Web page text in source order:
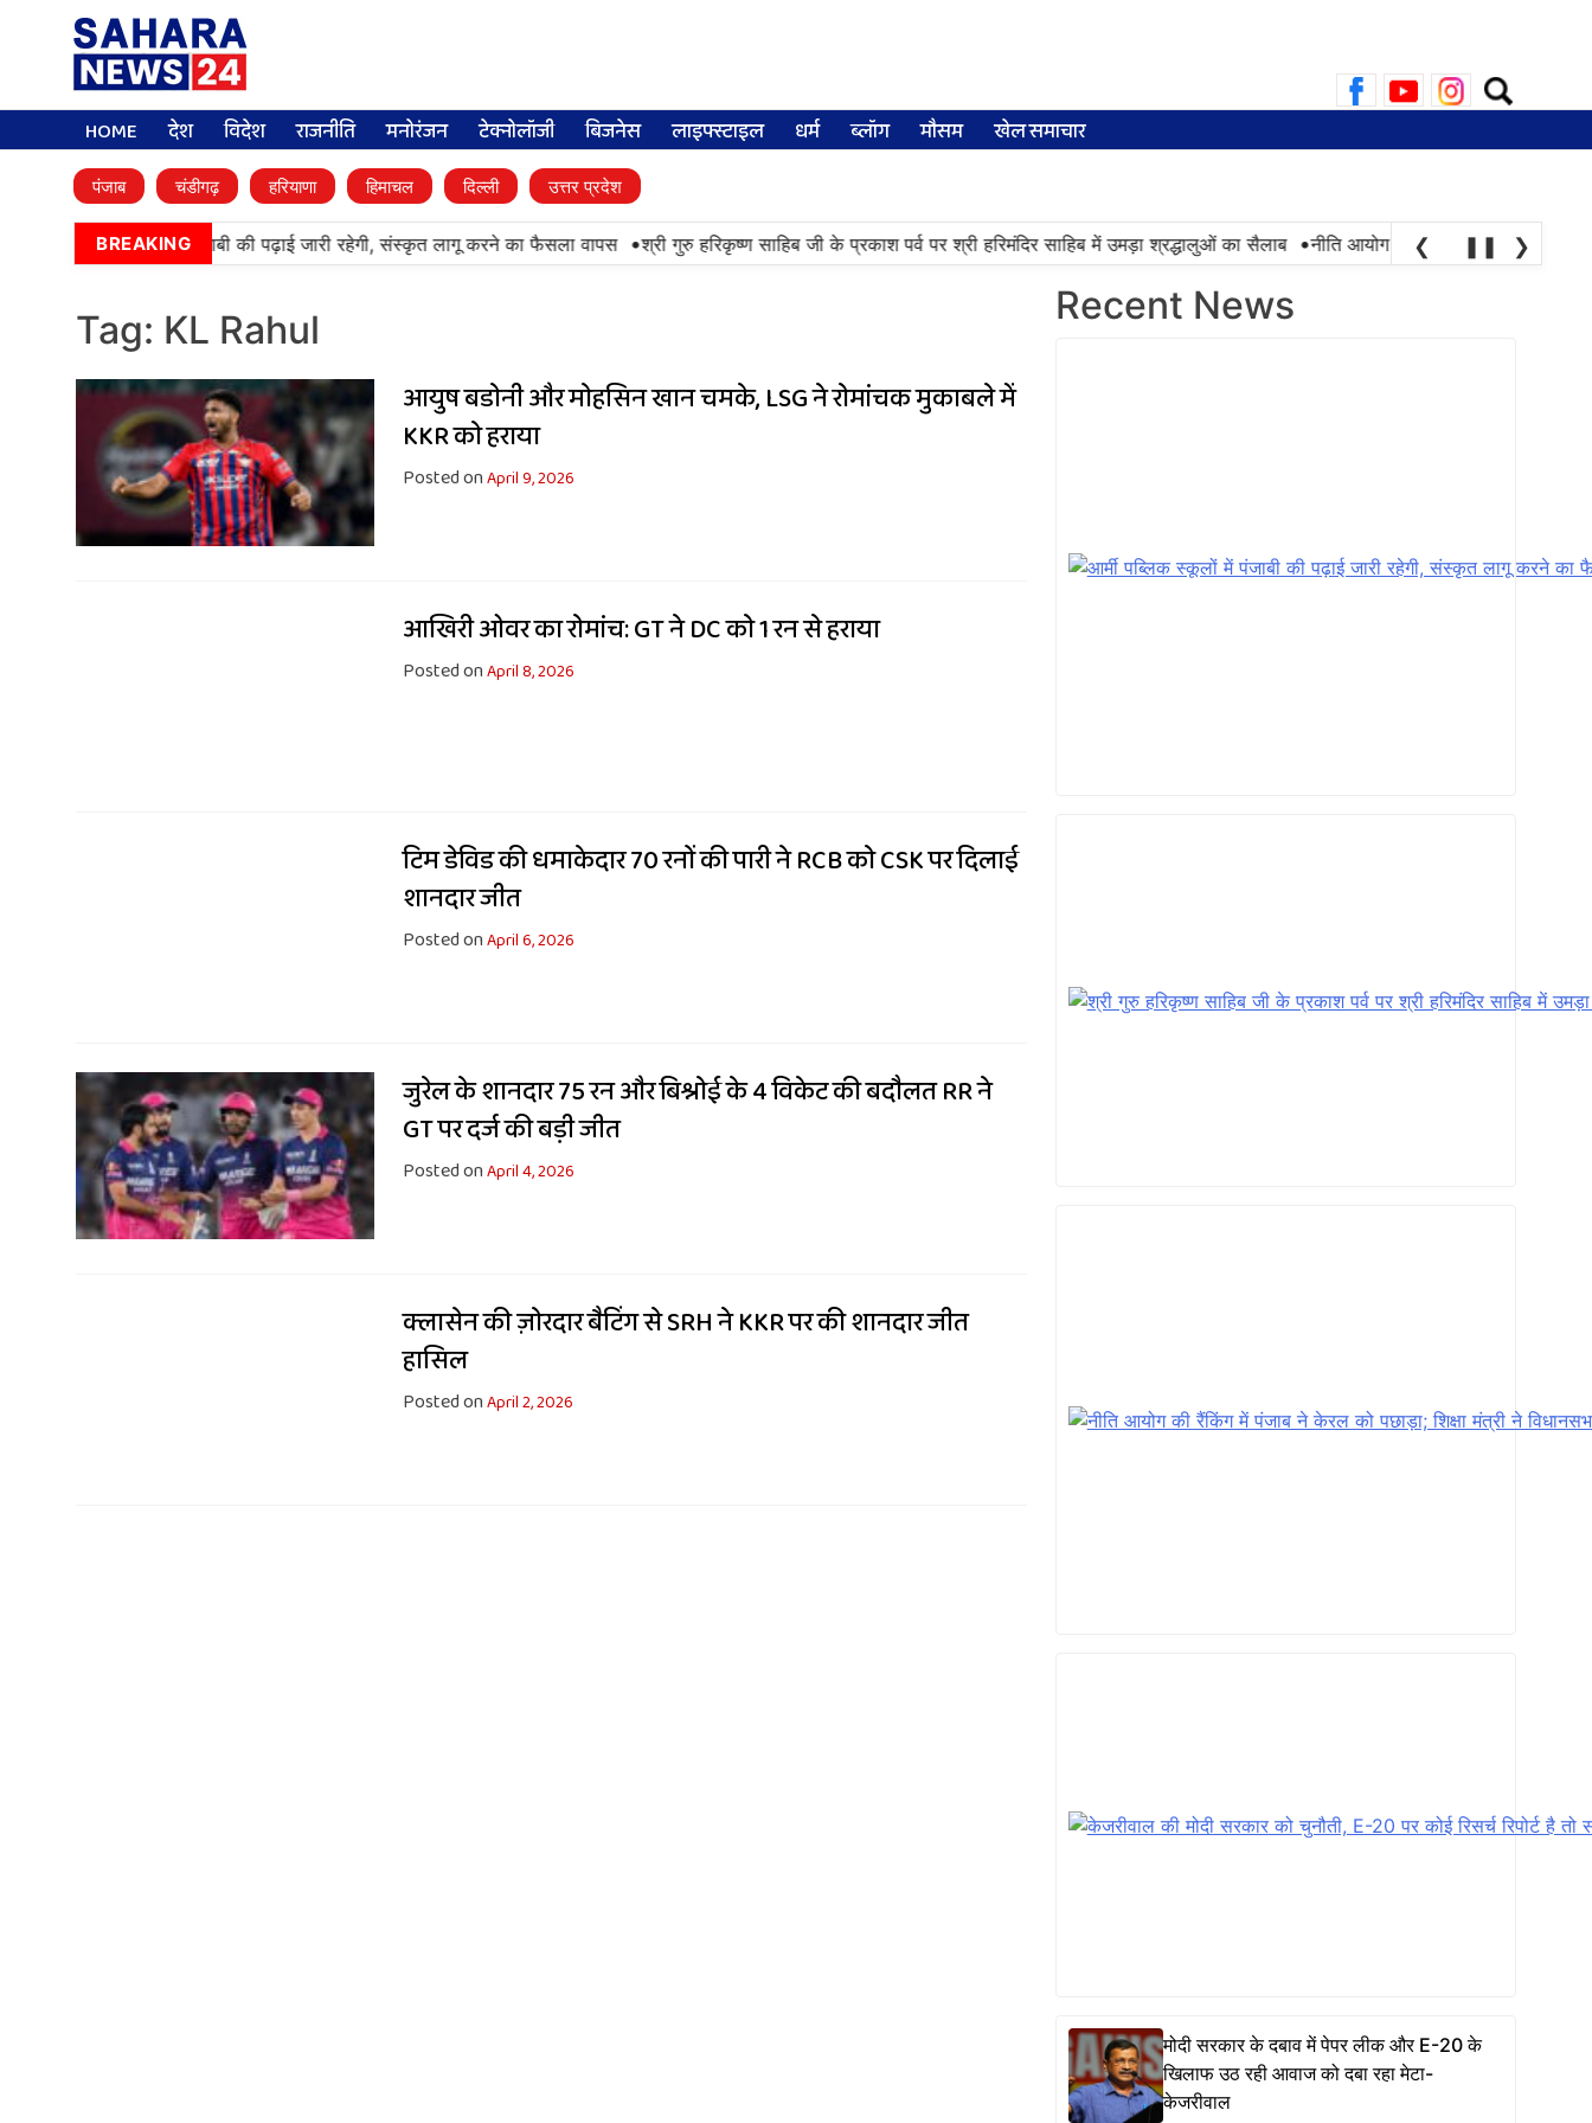
Search
for:
HOME देश विदेश राजनीति मनोरंजन टेक्नोलॉजी बिजनेस लाइफ्स्टाइल धर्म ब्लॉग मौसम खेल समाचार
पंजाब चंडीगढ़ हरियाणा हिमाचल दिल्ली उत्तर प्रदेश
BREAKING
आर्मी पब्लिक स्कूलों में पंजाबी की पढ़ाई जारी रहेगी, संस्कृत लागू करने का फैसला वापस • श्री गुरु हरिकृष्ण साहिब जी के प्रकाश पर्व पर श्री हरिमंदिर साहिब में उमड़ा श्रद्धालुओं का सैलाब • नीति आयोग की रैंकिंग में पंजाब ने केरल को
❮ ❚❚ ❯
Tag: KL Rahul
आयुष बडोनी और मोहसिन खान चमके, LSG ने रोमांचक मुकाबले में
KKR को हराया
Posted onApril 9, 2026
आखिरी ओवर का रोमांच: GT ने DC को 1 रन से हराया
Posted onApril 8, 2026
टिम डेविड की धमाकेदार 70 रनों की पारी ने RCB को CSK पर दिलाई
शानदार जीत
Posted onApril 6, 2026
जुरेल के शानदार 75 रन और बिश्नोई के 4 विकेट की बदौलत RR ने
GT पर दर्ज की बड़ी जीत
Posted onApril 4, 2026
क्लासेन की ज़ोरदार बैटिंग से SRH ने KKR पर की शानदार जीत
हासिल
Posted onApril 2, 2026
Recent News
मोदी सरकार के दबाव में पेपर लीक और E-20 के
खिलाफ उठ रही आवाज को दबा रहा मेटा-
केजरीवाल